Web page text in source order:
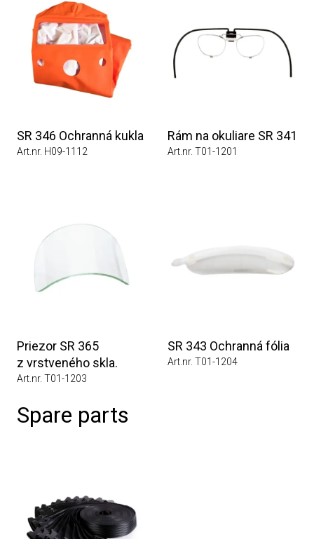
SR 346 Ochranná kukla
Art.nr. H09-1112
Rám na okuliare SR 341
Art.nr. T01-1201
Priezor SR 365
z vrstveného skla.
Art.nr. T01-1203
SR 343 Ochranná fólia
Art.nr. T01-1204
Spare parts